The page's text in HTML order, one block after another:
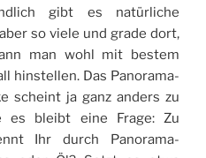
gibt es natürliche
so viele und grade dort,
man wohl mit bestem
hinstellen. Das Panorama-
scheint ja ganz anders zu
es bleibt eine Frage: Zu
Ihr durch Panorama-